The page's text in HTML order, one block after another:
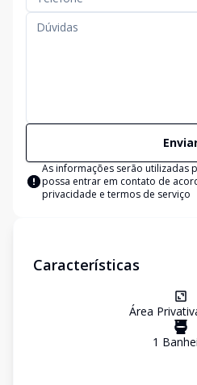
As informações serão utilizadas
possa entrar em contato de
privacidade e termos de serviço
Características
Área
1